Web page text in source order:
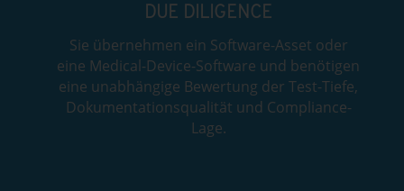
DUE DILIGENCE
Sie übernehmen ein Software-Asset oder
eine Medical-Device-Software und benötigen
eine unabhängige Bewertung der Test-Tiefe,
Dokumentationsqualität und Compliance-
Lage.